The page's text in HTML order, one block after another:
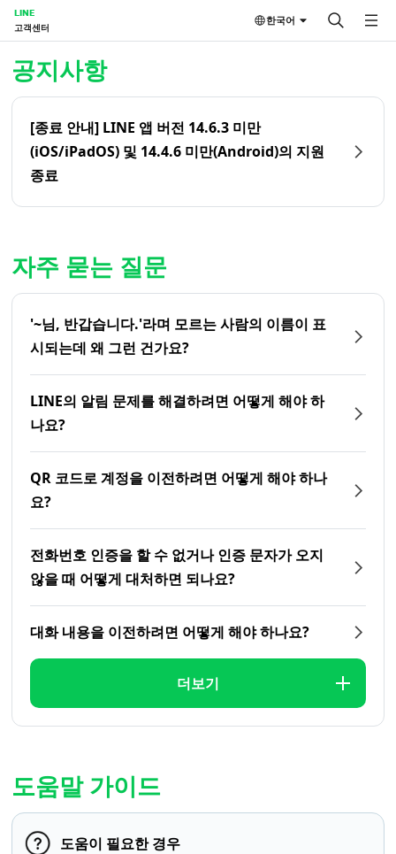
LINE
고객센터
한국어
공지사항
[종료 안내] LINE 앱 버전 14.6.3 미만
(iOS/iPadOS) 및 14.4.6 미만(Android)의 지원
종료
자주 묻는 질문
'~님, 반갑습니다.'라며 모르는 사람의 이름이 표
시되는데 왜 그런 건가요?
LINE의 알림 문제를 해결하려면 어떻게 해야 하
나요?
QR 코드로 계정을 이전하려면 어떻게 해야 하나
요?
전화번호 인증을 할 수 없거나 인증 문자가 오지
않을 때 어떻게 대처하면 되나요?
대화 내용을 이전하려면 어떻게 해야 하나요?
더보기
도움말 가이드
도움이 필요한 경우